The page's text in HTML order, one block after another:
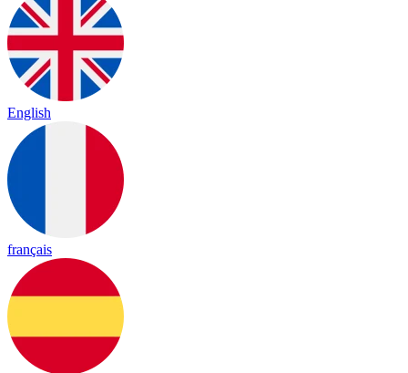
English
français